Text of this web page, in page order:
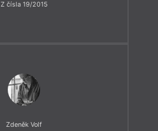
Z čísla 19/2015
Zdeněk Volf